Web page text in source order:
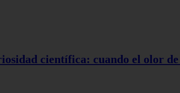
científica: cuando el olor